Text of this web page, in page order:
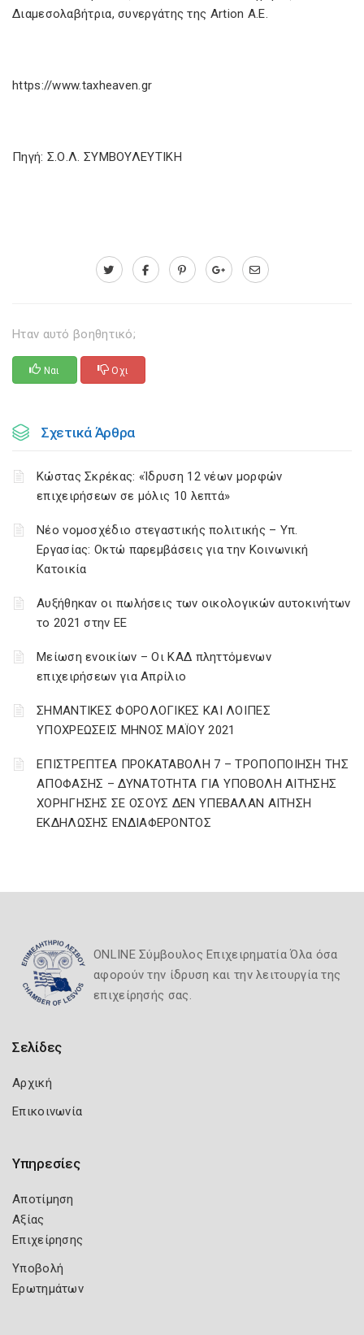
Διαμεσολαβήτρια, συνεργάτης της Artion Α.Ε.
https://www.taxheaven.gr
Πηγή: Σ.Ο.Λ. ΣΥΜΒΟΥΛΕΥΤΙΚΗ
Ηταν αυτό βοηθητικό;
Ναι Οχι
Σχετικά Άρθρα
Κώστας Σκρέκας: «Ίδρυση 12 νέων μορφών
επιχειρήσεων σε μόλις 10 λεπτά»
Νέο νομοσχέδιο στεγαστικής πολιτικής – Υπ.
Εργασίας: Οκτώ παρεμβάσεις για την Κοινωνική
Κατοικία
Αυξήθηκαν οι πωλήσεις των οικολογικών αυτοκινήτων
το 2021 στην ΕΕ
Μείωση ενοικίων – Οι ΚΑΔ πληττόμενων
επιχειρήσεων για Απρίλιο
ΣΗΜΑΝΤΙΚΕΣ ΦΟΡΟΛΟΓΙΚΕΣ ΚΑΙ ΛΟΙΠΕΣ
ΥΠΟΧΡΕΩΣΕΙΣ ΜΗΝΟΣ ΜΑΪΟΥ 2021
ΕΠΙΣΤΡΕΠΤΕΑ ΠΡΟΚΑΤΑΒΟΛΗ 7 – ΤΡΟΠΟΠΟΙΗΣΗ ΤΗΣ
ΑΠΟΦΑΣΗΣ – ΔΥΝΑΤΟΤΗΤΑ ΓΙΑ ΥΠΟΒΟΛΗ ΑΙΤΗΣΗΣ
ΧΟΡΗΓΗΣΗΣ ΣΕ ΟΣΟΥΣ ΔΕΝ ΥΠΕΒΑΛΑΝ ΑΙΤΗΣΗ
ΕΚΔΗΛΩΣΗΣ ΕΝΔΙΑΦΕΡΟΝΤΟΣ
ONLINE Σύμβουλος Επιχειρηματία Όλα όσα
αφορούν την ίδρυση και την λειτουργία της
επιχείρησής σας.
Σελίδες
Αρχική
Επικοινωνία
Υπηρεσίες
Αποτίμηση
Αξίας
Επιχείρησης
Υποβολή
Ερωτημάτων